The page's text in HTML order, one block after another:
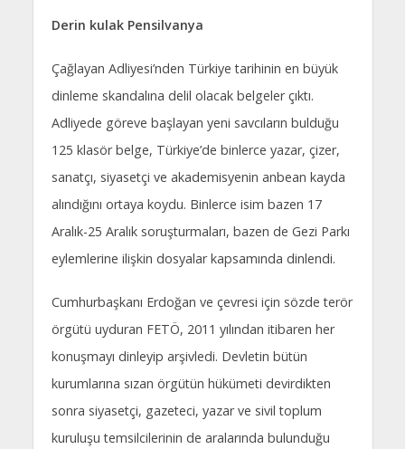
Derin kulak Pensilvanya
Çağlayan Adliyesi’nden Türkiye tarihinin en büyük
dinleme skandalına delil olacak belgeler çıktı.
Adliyede göreve başlayan yeni savcıların bulduğu
125 klasör belge, Türkiye’de binlerce yazar, çizer,
sanatçı, siyasetçi ve akademisyenin anbean kayda
alındığını ortaya koydu. Binlerce isim bazen 17
Aralık-25 Aralık soruşturmaları, bazen de Gezi Parkı
eylemlerine ilişkin dosyalar kapsamında dinlendi.
Cumhurbaşkanı Erdoğan ve çevresi için sözde terör
örgütü uyduran FETÖ, 2011 yılından itibaren her
konuşmayı dinleyip arşivledi. Devletin bütün
kurumlarına sızan örgütün hükümeti devirdikten
sonra siyasetçi, gazeteci, yazar ve sivil toplum
kuruluşu temsilcilerinin de aralarında bulunduğu